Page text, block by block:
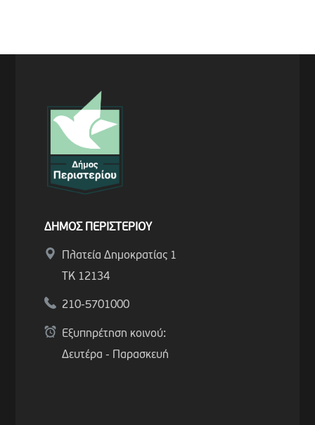
ΔΗΜΟΣ ΠΕΡΙΣΤΕΡΙΟΥ
Πλατεία Δημοκρατίας 1
ΤΚ 12134
210-5701000
Εξυπηρέτηση κοινού:
Δευτέρα - Παρασκευή